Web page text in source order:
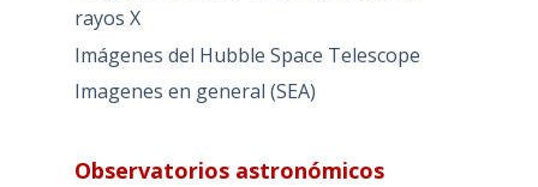
rayos X
Imágenes del Hubble Space Telescope
Imagenes en general (SEA)
Observatorios astronómicos